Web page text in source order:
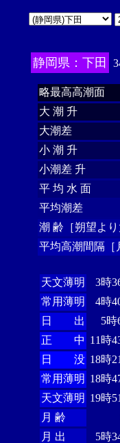
静岡県：下田
略最高高潮面
大 潮 升
大潮差
小 潮 升
小潮差 升
平 均 水 面
平均潮差
潮 齢［朔望より
平均高潮間隔［
天文薄明
3時
常用薄明
4時
日 出
5時
正 中 11時
日 没 18時
常用薄明 18時
天文薄明 19時
月 齢
月 出
5時